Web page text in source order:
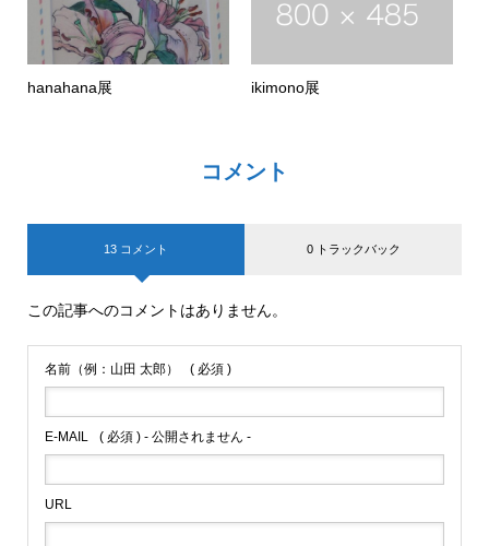
hanahana展 ikimono展
コメント
13 コメント 0 トラックバック
この記事へのコメントはありません。
名前（例：山田 太郎） ( 必須 )
E-MAIL ( 必須 ) - 公開されません -
URL